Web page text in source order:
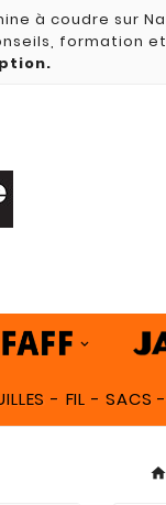
à coudre sur
formation et
- FIL - SACS -